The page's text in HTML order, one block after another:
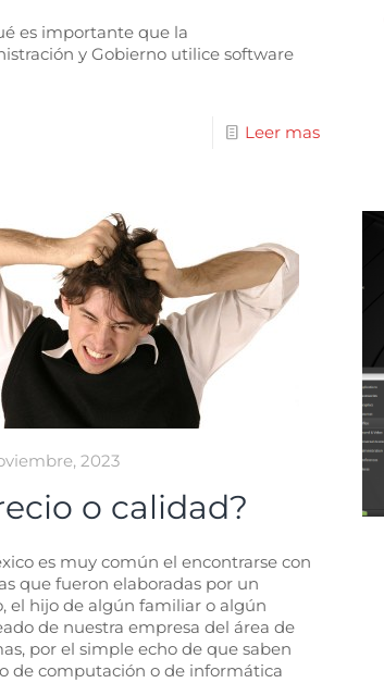
es importante que la
y Gobierno utilice software
Leer mas
2023
o calidad?
es muy común el encontrarse con
que fueron elaboradas por un
el hijo de algún familiar o algún
de nuestra empresa del área de
por el simple echo de que saben
de computación o de informática